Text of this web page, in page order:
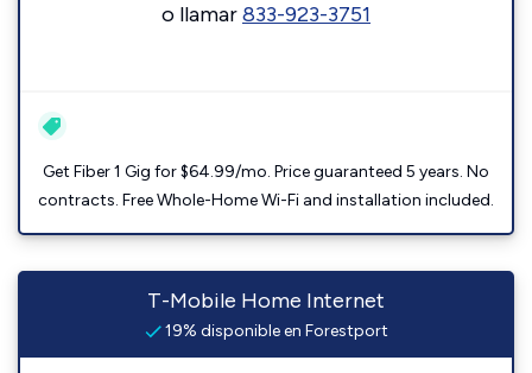
o llamar833-923-3751
Get Fiber 1 Gig for $64.99/mo. Price guaranteed 5 years. No
contracts. Free Whole-Home Wi-Fi and installation included.
T-Mobile Home Internet
19% disponible en Forestport